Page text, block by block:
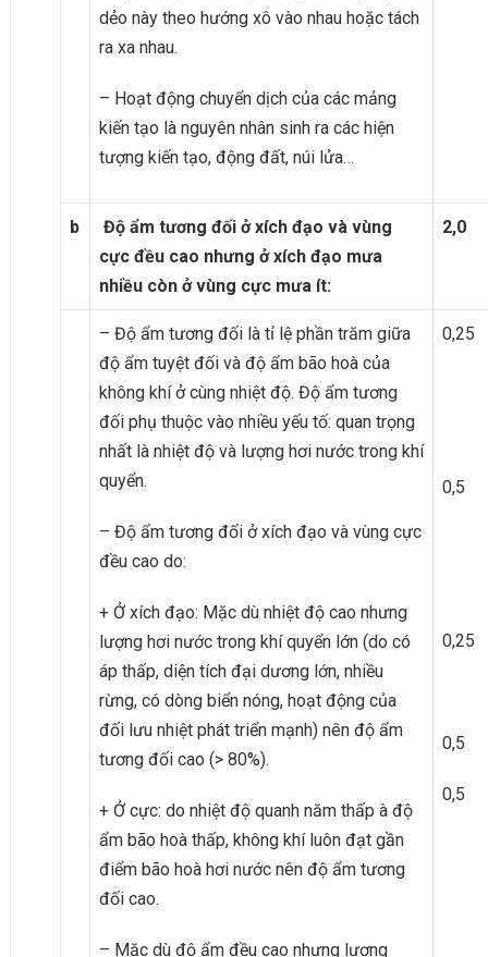
dẻo này theo hướng xô vào nhau hoặc tách
ra xa nhau.
– Hoạt động chuyển dịch của các mảng
kiến tạo là nguyên nhân sinh ra các hiện
tượng kiến tạo, động đất, núi lửa…
b
Độ ẩm tương đối ở xích đạo và vùng
cực đều cao nhưng ở xích đạo mưa
nhiều còn ở vùng cực mưa ít:
2,0
– Độ ẩm tương đối là tỉ lệ phần trăm giữa
độ ẩm tuyệt đối và độ ẩm bão hoà của
không khí ở cùng nhiệt độ. Độ ẩm tương
đối phụ thuộc vào nhiều yếu tố: quan trọng
nhất là nhiệt độ và lượng hơi nước trong khí
quyển.
– Độ ẩm tương đối ở xích đạo và vùng cực
đều cao do:
+ Ở xích đạo: Mặc dù nhiệt độ cao nhưng
lượng hơi nước trong khí quyển lớn (do có
áp thấp, diện tích đại dương lớn, nhiều
rừng, có dòng biển nóng, hoạt động của
đối lưu nhiệt phát triển mạnh) nên độ ẩm
tương đối cao (> 80%).
+ Ở cực: do nhiệt độ quanh năm thấp à độ
ẩm bão hoà thấp, không khí luôn đạt gần
điểm bão hoà hơi nước nên độ ẩm tương
đối cao.
– Mặc dù độ ẩm đều cao nhưng lượng
0,25
0,5
0,25
0,5
0,5